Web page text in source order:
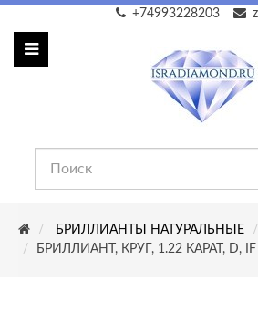
+74993228203
БРИЛЛИАНТЫ НАТУРАЛЬНЫЕ
БРИЛЛИАНТ, КРУГ, 1.22 КАРАТ, D, IF